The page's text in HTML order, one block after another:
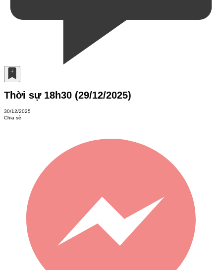
Thời sự 18h30 (29/12/2025)
30/12/2025
Chia sẻ